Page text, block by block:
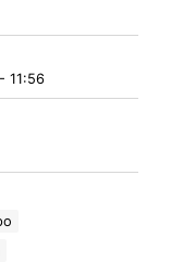
11:56